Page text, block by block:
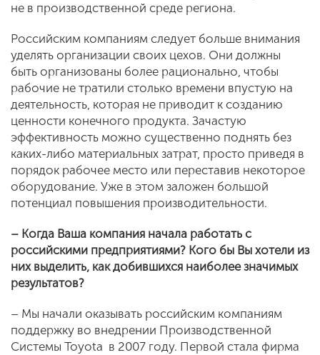
не в производственной среде региона.
Российским компаниям следует больше внимания
уделять организации своих цехов. Они должны
быть организованы более рационально, чтобы
рабочие не тратили столько времени впустую на
деятельность, которая не приводит к созданию
ценности конечного продукта. Зачастую
эффективность можно существенно поднять без
каких-либо материальных затрат, просто приведя в
порядок рабочее место или переставив некоторое
оборудование. Уже в этом заложен большой
потенциал повышения производительности.
– Когда Ваша компания начала работать с
российскими предприятиями? Кого бы Вы хотели из
них выделить, как добившихся наиболее значимых
результатов?
– Мы начали оказывать российским компаниям
поддержку во внедрении Производственной
Системы Toyota в 2007 году. Первой стала фирма